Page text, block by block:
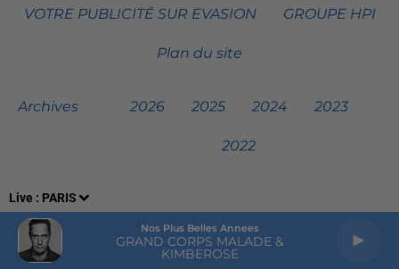
Live : PARIS
Nos Plus Belles Annees
GRAND CORPS MALADE &
KIMBEROSE
VOTRE PUBLICITÉ SUR EVASION GROUPE HPI
Plan du site
Archives 2026 2025 2024 2023
2022